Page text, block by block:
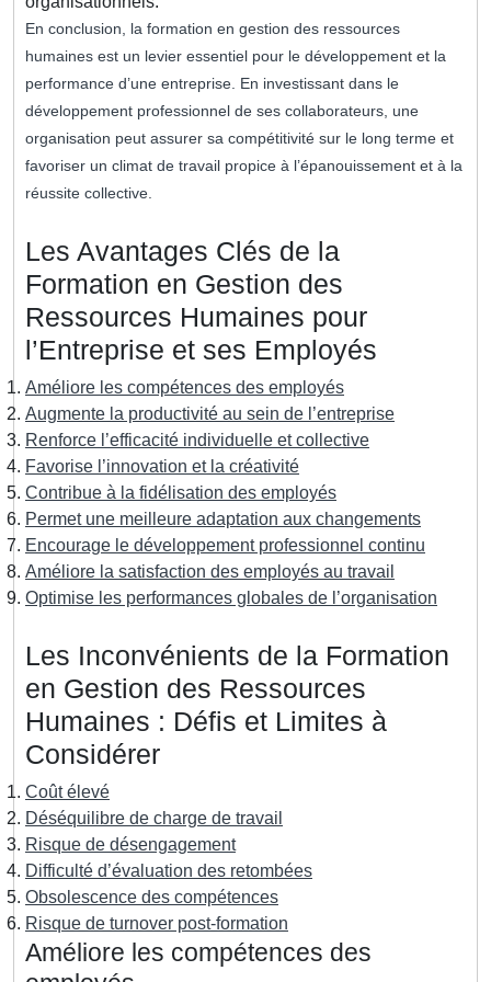
En conclusion, la formation en gestion des ressources
humaines est un levier essentiel pour le développement et la
performance d’une entreprise. En investissant dans le
développement professionnel de ses collaborateurs, une
organisation peut assurer sa compétitivité sur le long terme et
favoriser un climat de travail propice à l’épanouissement et à la
réussite collective.
Les Avantages Clés de la
Formation en Gestion des
Ressources Humaines pour
l’Entreprise et ses Employés
Améliore les compétences des employés
Augmente la productivité au sein de l’entreprise
Renforce l’efficacité individuelle et collective
Favorise l’innovation et la créativité
Contribue à la fidélisation des employés
Permet une meilleure adaptation aux changements
Encourage le développement professionnel continu
Améliore la satisfaction des employés au travail
Optimise les performances globales de l’organisation
Les Inconvénients de la Formation
en Gestion des Ressources
Humaines : Défis et Limites à
Considérer
Coût élevé
Déséquilibre de charge de travail
Risque de désengagement
Difficulté d’évaluation des retombées
Obsolescence des compétences
Risque de turnover post-formation
Améliore les compétences des